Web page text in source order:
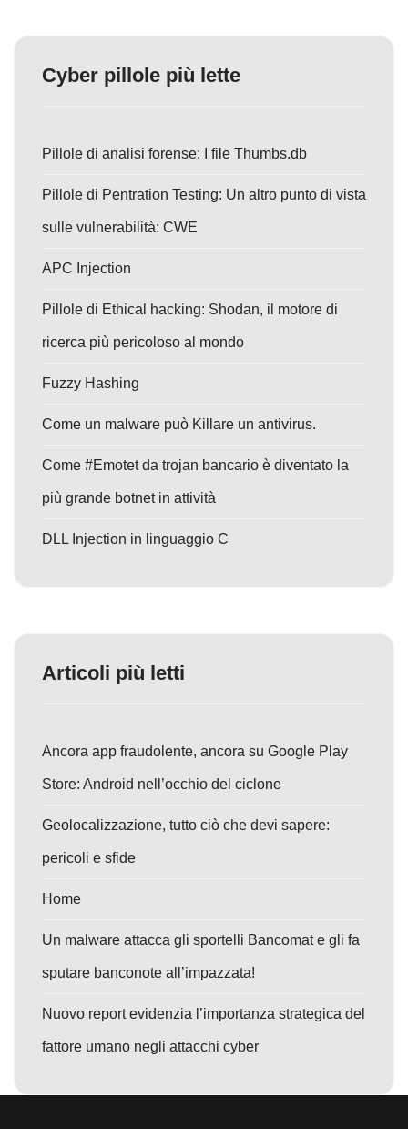
Cyber pillole più lette
Pillole di analisi forense: I file Thumbs.db
Pillole di Pentration Testing: Un altro punto di vista
sulle vulnerabilità: CWE
APC Injection
Pillole di Ethical hacking: Shodan, il motore di
ricerca più pericoloso al mondo
Fuzzy Hashing
Come un malware può Killare un antivirus.
Come #Emotet da trojan bancario è diventato la
più grande botnet in attività
DLL Injection in linguaggio C
Articoli più letti
Ancora app fraudolente, ancora su Google Play
Store: Android nell’occhio del ciclone
Geolocalizzazione, tutto ciò che devi sapere:
pericoli e sfide
Home
Un malware attacca gli sportelli Bancomat e gli fa
sputare banconote all’impazzata!
Nuovo report evidenzia l’importanza strategica del
fattore umano negli attacchi cyber